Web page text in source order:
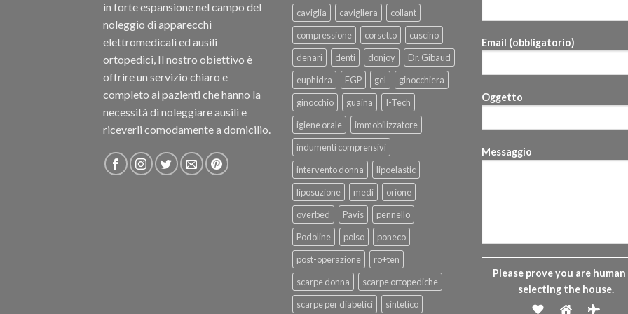
in forte espansione nel campo del
noleggio di apparecchi
elettromedicali ed ausili
ortopedici, Il nostro obiettivo è
offrire un servizio chiaro e
completo ai pazienti che hanno la
necessità di noleggiare ausili e
riceverli comodamente a domicilio.
caviglia cavigliera
collant
compressione
corsetto
cuscino
denari
denti donjoy
Dr. Gibaud
euphidra
FGP gel
ginocchiera
ginocchio
guaina
I-Tech
igiene orale
immobilizzatore
indumenti comprensivi
intervento donna
lipoelastic
liposuzione
medi
orione
overbed
Pavis
pennello
Podoline
polso
poneco
post-operazione
ro+ten
scarpe donna
scarpe ortopediche
scarpe per diabetici
sintetico
Email (obbligatorio)
Oggetto
Messaggio
Please prove you are human
selecting thehouse.